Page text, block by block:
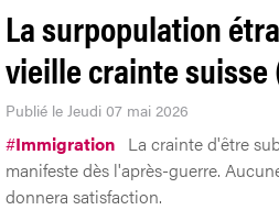
La surpopulation
vieille crainte suisse
Publié le Jeudi 07 mai 2026
#Immigration La crainte d'être
manifeste dès l'après-guerre.
donnera satisfaction.